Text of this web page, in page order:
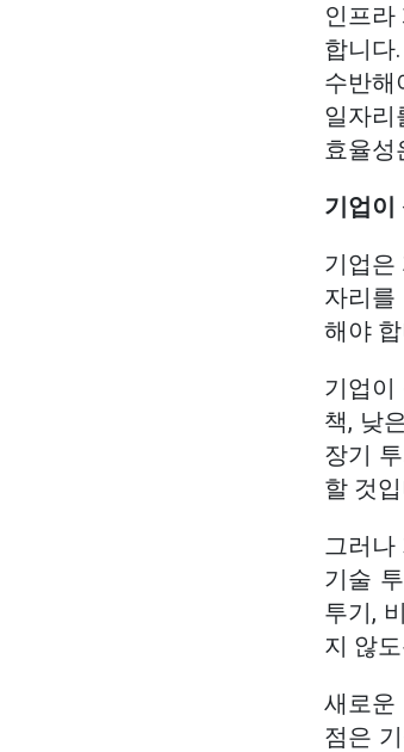
인프라
합니다
수반해
일자리
효율성
기업이
기업은
자리를
해야
기업이
책, 낮
장기
할 것
그러나
기술
투기,
지 않
새로운
점은